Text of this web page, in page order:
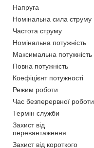
Напруга
Номінальна сила струму
Частота струму
Номінальна потужність
Максимальна потужність
Повна потужність
Коефіцієнт потужності
Режим роботи
Час безперервної роботи
Термін служби
Захист від
перевантаження
Захист від короткого